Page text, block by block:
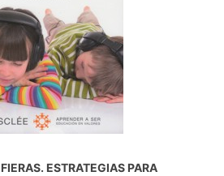
ESTRATEGIAS PARA